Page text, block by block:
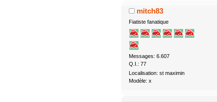
mitch83
Fiatiste fanatique
Messages: 6.607
Q.I.: 77
Localisation: st maximin
Modèle: x